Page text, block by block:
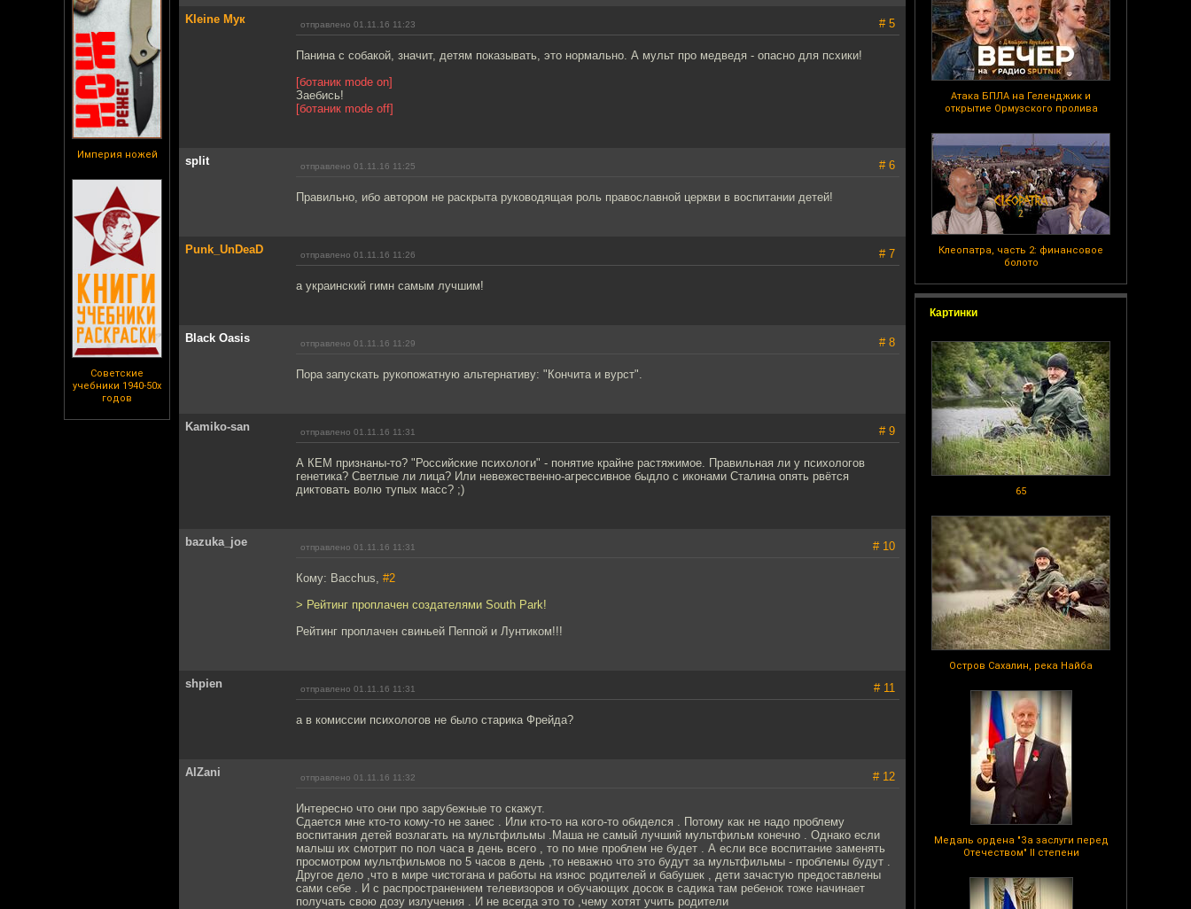
Империя ножей
Советские
учебники 1940-50х
годов
Атака БПЛА на Геленджик и
открытие Ормузского пролива
Клеопатра, часть 2: финансовое
болото
Картинки
65
Остров Сахалин, река Найба
Медаль ордена "За заслуги перед
Отечеством" II степени
Kleine Мук отправлено 01.11.16 11:23 # 5
Панина с собакой, значит, детям показывать, это нормально. А мульт про медведя - опасно для псхики!
[ботаник mode on]
Заебись!
[ботаник mode off]
split отправлено 01.11.16 11:25 # 6
Правильно, ибо автором не раскрыта руководящая роль православной церкви в воспитании детей!
Punk_UnDeaD отправлено 01.11.16 11:26 # 7
а украинский гимн самым лучшим!
Black Oasis отправлено 01.11.16 11:29 # 8
Пора запускать рукопожатную альтернативу: "Кончита и вурст".
Kamiko-san отправлено 01.11.16 11:31 # 9
А КЕМ признаны-то? "Российские психологи" - понятие крайне растяжимое. Правильная ли у психологов
генетика? Светлые ли лица? Или невежественно-агрессивное быдло с иконами Сталина опять рвётся
диктовать волю тупых масс? ;)
bazuka_joe отправлено 01.11.16 11:31 # 10
Кому: Bacchus, #2
> Рейтинг проплачен создателями South Park!
Рейтинг проплачен свиньей Пеппой и Лунтиком!!!
shpien отправлено 01.11.16 11:31 # 11
а в комиссии психологов не было старика Фрейда?
AlZani отправлено 01.11.16 11:32 # 12
Интересно что они про зарубежные то скажут.
Сдается мне кто-то кому-то не занес . Или кто-то на кого-то обиделся . Потому как не надо проблему
воспитания детей возлагать на мультфильмы .Маша не самый лучший мультфильм конечно . Однако если
малыш их смотрит по пол часа в день всего , то по мне проблем не будет . А если все воспитание заменять
просмотром мультфильмов по 5 часов в день ,то неважно что это будут за мультфильмы - проблемы будут .
Другое дело ,что в мире чистогана и работы на износ родителей и бабушек , дети зачастую предоставлены
сами себе . И с распространением телевизоров и обучающих досок в садика там ребенок тоже начинает
получать свою дозу излучения . И не всегда это то ,чему хотят учить родители